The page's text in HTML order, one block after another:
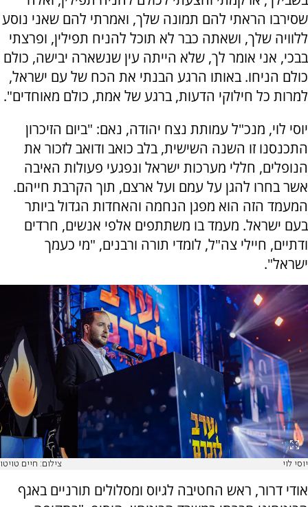
שסירבו הראתי להם תמונה שלך, ואמרתי להם שאני נוסע
ללוויה שלך, ושאתה כבר לא תוכל להניח תפילין, ופרצתי
בבכי, אני אומר לך, שלא הייתה עין שנשארה יבישה, כולם
כולם הניחו. באותו הרגע הבנתי את הכח של עם ישראל,
למרות כל חילוקי הדעות, ברגע של אמת, כולם מאוחדים".
יוסי לוי, מנכ"ל עמותת נצח יהודה, נאם: "ביום הזיכרון
התכנסנו זו השנה השישית, בלב כואב ודואב לזכור את
הנופלים, חללי מערכות ישראל ונפגעי פעולות האיבה
אשר בחרו להגן על עמם ועל ארצם, תוך הקרבת חייהם.
המעמד הזה הוא מפגן הנחמה והאחדות הגדול ביותר
בעם ישראל. מעמד בו משתתפים אלפי אנשים, חרדים
ודתיים, חיילי צה"ל, לומדי תורה ורבנים, "מי כעמך
ישראל".
יוסי לוי צילום: חיים טויטו
אודי דרור, ראש החטיבה לגיוס ומסלולים תורניים באגף